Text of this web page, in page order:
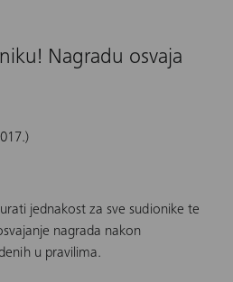
Nagradu osvaja
jednakost za sve sudionike te
nagrada nakon
u pravilima.